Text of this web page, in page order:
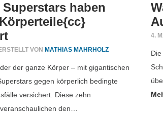
Superstars haben
VON MATHIAS MAHRHOLZ
der ganze Körper – mit gigantischen
gegen körperlich bedingte
versichert. Diese zehn
den…
4.